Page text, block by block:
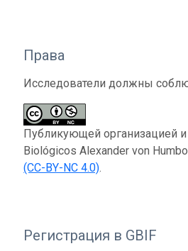
Права
Исследователи должны
Публикующей организацией
Biológicos Alexander von
(CC-BY-NC 4.0).
Регистрация в GBIF